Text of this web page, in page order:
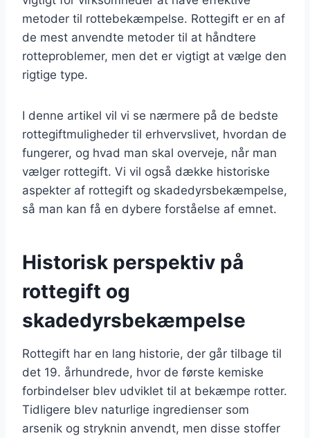
metoder til rottebekæmpelse. Rottegift er en af
de mest anvendte metoder til at håndtere
rotteproblemer, men det er vigtigt at vælge den
rigtige type.
I denne artikel vil vi se nærmere på de bedste
rottegiftmuligheder til erhvervslivet, hvordan de
fungerer, og hvad man skal overveje, når man
vælger rottegift. Vi vil også dække historiske
aspekter af rottegift og skadedyrsbekæmpelse,
så man kan få en dybere forståelse af emnet.
Historisk perspektiv på
rottegift og
skadedyrsbekæmpelse
Rottegift har en lang historie, der går tilbage til
det 19. århundrede, hvor de første kemiske
forbindelser blev udviklet til at bekæmpe rotter.
Tidligere blev naturlige ingredienser som
arsenik og stryknin anvendt, men disse stoffer